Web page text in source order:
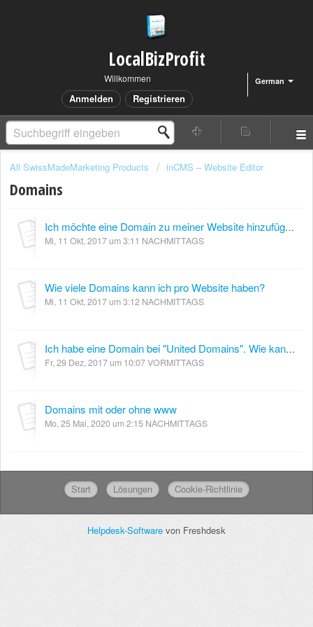
LocalBizProfit
German
Willkommen
Anmelden Registrieren
All SwissMadeMarketing Products inCMS – Website Editor
Domains
Ich möchte eine Domain zu meiner Website hinzufügen. Es gibt vier Möglichkeiten. Welche soll ich wählen?
Mi, 11 Okt, 2017 um 3:11 NACHMITTAGS
Wie viele Domains kann ich pro Website haben?
Mi, 11 Okt, 2017 um 3:12 NACHMITTAGS
Ich habe eine Domain bei "United Domains". Wie kann ich diese mit externen Nameservern zu meiner inCMS Seite hinzufügen?
Fr, 29 Dez, 2017 um 10:07 VORMITTAGS
Domains mit oder ohne www
Mo, 25 Mai, 2020 um 2:15 NACHMITTAGS
Start Lösungen Cookie-Richtlinie
Helpdesk-Software von Freshdesk